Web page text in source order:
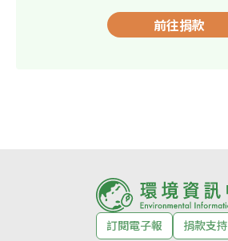
前往捐款
訂閱電子報
捐款支持